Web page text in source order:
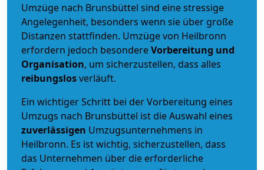
Umzüge nach Brunsbüttel sind eine stressige
Angelegenheit, besonders wenn sie über große
Distanzen stattfinden. Umzüge von Heilbronn
erfordern jedoch besondereVorbereitung und
Organisation, um sicherzustellen, dass alles
reibungslosverläuft.
Ein wichtiger Schritt bei der Vorbereitung eines
Umzugs nach Brunsbüttel ist die Auswahl eines
zuverlässigen Umzugsunternehmens in
Heilbronn. Es ist wichtig, sicherzustellen, dass
das Unternehmen über die erforderliche